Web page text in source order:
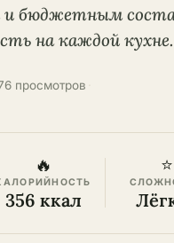
и бюджетным
на каждой кухне.
просмотров
🔥
356 ккал
⭐